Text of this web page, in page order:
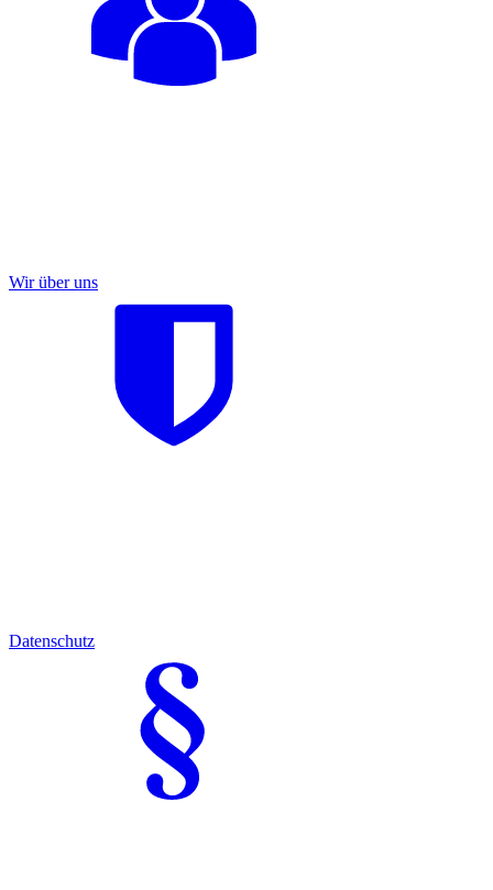
Wir über uns
Datenschutz